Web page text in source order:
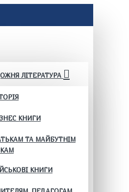
ЛІТЕРАТУРА
КНИГИ
ТА МАЙБУТНІМ
КНИГИ